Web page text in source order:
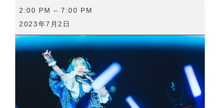
え
(42)
2:00 PM –7:00 PM
2023年7月2日